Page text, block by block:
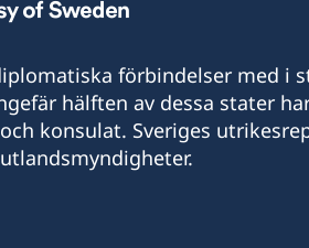
förbindelser med i
hälften av dessa stater
konsulat. Sveriges